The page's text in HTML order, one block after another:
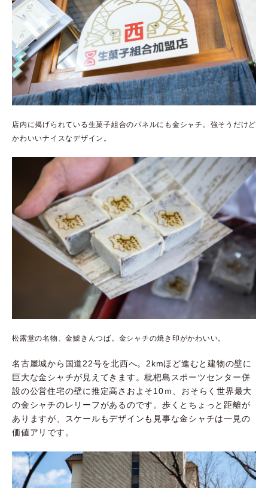
店内に掲げられている生菓子組合のパネルにも金シャチ。強そうだけど
かわいいナイスなデザイン。
松露堂の名物、金鯱きんつば。金シャチの焼き印がかわいい。
名古屋城から国道22号を北西へ。 2kmほど進むと建物の壁に
巨大な金シャチが見えてきます。枇杷島スポーツセンター併
設の公営住宅の壁に推定高さおよそ10ｍ、おそらく世界最大
の金シャチのレリーフがあるのです。歩くとちょっと距離が
ありますが、スケールもデザインも見事な金シャチは一見の
価値アリです。